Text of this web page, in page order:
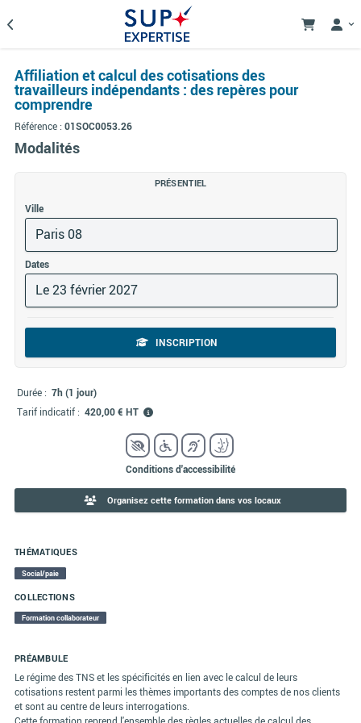
THÉMATIQUES
Social/paie
COLLECTIONS
Formation collaborateur
PRÉAMBULE
Le régime des TNS et les spécificités en lien avec le calcul de leurs
cotisations restent parmi les thèmes importants des comptes de nos clients
et sont au centre de leurs interrogations.
Affiliation et calcul des cotisations des
travailleurs indépendants : des repères pour
comprendre
Référence : 01SOC0053.26
Modalités
PRÉSENTIEL
Ville
Paris 08
Dates
Le 23 février 2027
INSCRIPTION
Durée : 7h (1 jour)
Tarif indicatif : 420,00 € HT
Conditions d'accessibilité
Organisez cette formation dans vos locaux